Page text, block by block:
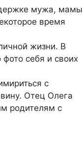
мужа, мамы
время
жизни. В
себя и своих
с
Отец Олега
родителям с